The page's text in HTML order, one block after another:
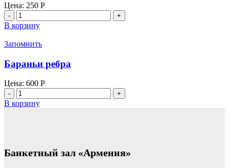
Цена: 250 Р
Количество
товара
Картофель
на
В корзину
Запомнить
Бараньи ребра
Цена: 600 Р
Количество
товара
Бараньи
В корзину
Банкетный зал «Армения»